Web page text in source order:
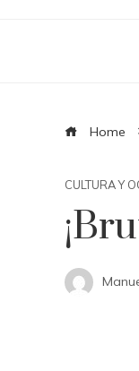
Home
CULTURA Y